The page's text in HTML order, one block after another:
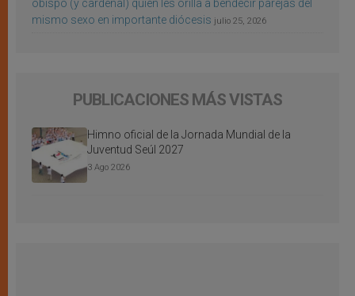
obispo (y cardenal) quien les orilla a bendecir parejas del
mismo sexo en importante diócesis julio 25, 2026
PUBLICACIONES MÁS VISTAS
Himno oficial de la Jornada Mundial de la
Juventud Seúl 2027
3 Ago 2026